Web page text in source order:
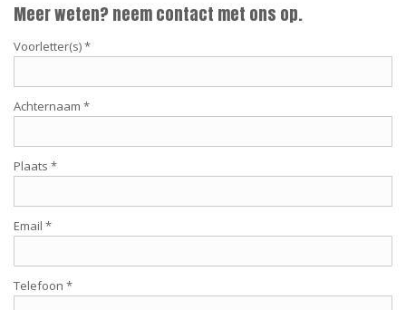
Meer weten? neem contact met ons op.
Voorletter(s) *
Achternaam *
Plaats *
Email *
Telefoon *